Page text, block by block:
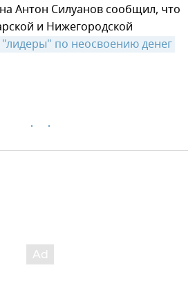
Антон Силуанов сообщил, что
и Нижегородской
по неосвоению денег